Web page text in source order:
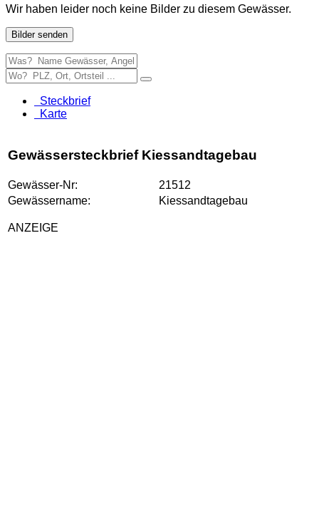
Wir haben leider noch keine Bilder zu diesem Gewässer.
Bilder senden
Steckbrief
Karte
Gewässersteckbrief Kiessandtagebau
Gewässer-Nr:
21512
Gewässername:
Kiessandtagebau
ANZEIGE